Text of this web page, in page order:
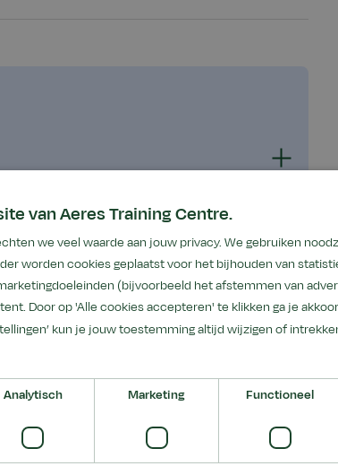
van Aeres Training Centre.
we veel waarde aan jouw privacy. We gebruiken
worden cookies geplaatst voor het bijhouden van
(bijvoorbeeld het afstemmen van
Door op 'Alle cookies accepteren' te klikken ga je
kun je jouw toestemming altijd wijzigen of
Analytisch Marketing Functioneel